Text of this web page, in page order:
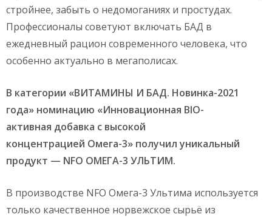
стройнее, забыть о недомоганиях и простудах.
Профессионалы советуют включать БАД в
ежедневный рацион современного человека, что
особенно актуально в мегаполисах.
В категории «ВИТАМИНЫ И БАД. Новинка-2021
года» номинацию «Инновационная BIO-
активная добавка с высокой
концентрацией Омега-3» получил уникальный
продукт — NFO ОМЕГА-3 УЛЬТИМ.
В производстве NFO Омега-3 Ультима используется
только качественное норвежское сырьё из